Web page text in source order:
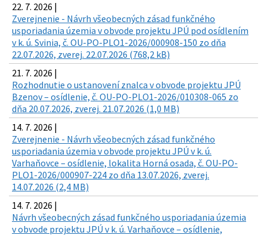
22. 7. 2026 |
Zverejnenie - Návrh všeobecných zásad funkčného
usporiadania územia v obvode projektu JPÚ pod osídlením
v k. ú. Svinia, č. OU-PO-PLO1-2026/000908-150 zo dňa
22.07.2026, zverej. 22.07.2026 (768,2 kB)
21. 7. 2026 |
Rozhodnutie o ustanovení znalca v obvode projektu JPÚ
Bzenov – osídlenie, č. OU-PO-PLO1-2026/010308-065 zo
dňa 20.07.2026, zverej. 21.07.2026 (1,0 MB)
14. 7. 2026 |
Zverejnenie - Návrh všeobecných zásad funkčného
usporiadania územia v obvode projektu JPÚ v k. ú.
Varhaňovce – osídlenie, lokalita Horná osada, č. OU-PO-
PLO1-2026/000907-224 zo dňa 13.07.2026, zverej.
14.07.2026 (2,4 MB)
14. 7. 2026 |
Návrh všeobecných zásad funkčného usporiadania územia
v obvode projektu JPÚ v k. ú. Varhaňovce – osídlenie,